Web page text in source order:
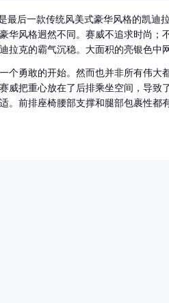
最后一款传统风美式豪华风格的凯
华风格迥然不同。赛威不追求时尚；
拉克的霸气沉稳。大面积的亮银色中
某些方面拥有D级车的潜质。5米1的
个勇敢的开始。然而也并非所有伟
威把重心放在了后排乘坐空间，导致
。前排座椅腰部支撑和腿部包裹性都